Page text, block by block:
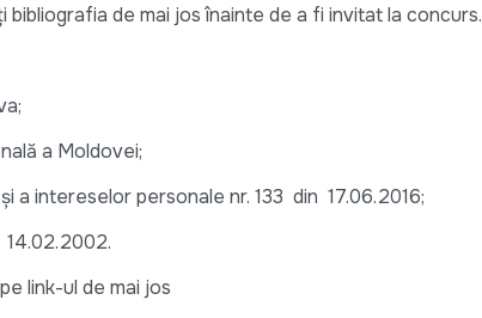
de mai jos înainte de a fi invitat la concurs.
a Moldovei;
intereselor personale nr. 133 din 17.06.2016;
link-ul de mai jos